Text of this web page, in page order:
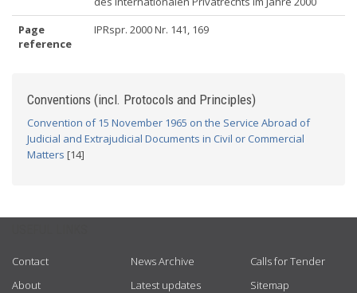
Page
reference
IPRspr. 2000 Nr. 141, 169
Conventions (incl. Protocols and Principles)
Convention of 15 November 1965 on the Service Abroad of
Judicial and Extrajudicial Documents in Civil or Commercial
Matters [14]
Contact
About
News Archive
Latest updates
Calls for Tender
Sitemap